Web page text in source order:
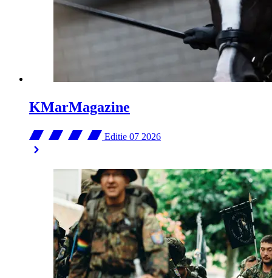
KMarMagazine
Editie 07 2026